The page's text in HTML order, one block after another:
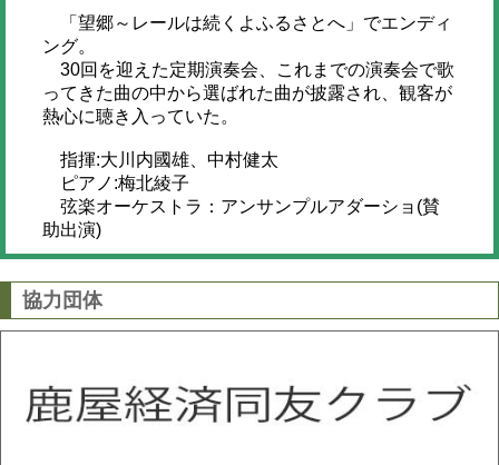
「望郷～レールは続くよふるさとへ」でエンディ
ング。
30回を迎えた定期演奏会、これまでの演奏会で歌
ってきた曲の中から選ばれた曲が披露され、観客が
熱心に聴き入っていた。
指揮:大川内國雄、中村健太
ピアノ:梅北綾子
弦楽オーケストラ：アンサンプルアダーショ(賛
助出演)
協力団体